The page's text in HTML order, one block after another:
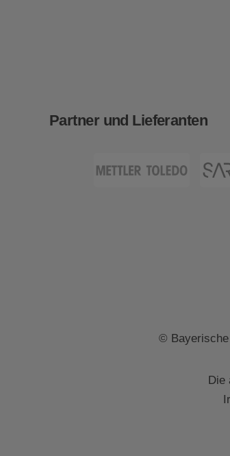
Partner und Lieferanten
© Bayerische
Die